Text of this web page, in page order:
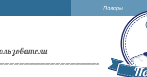
Повары